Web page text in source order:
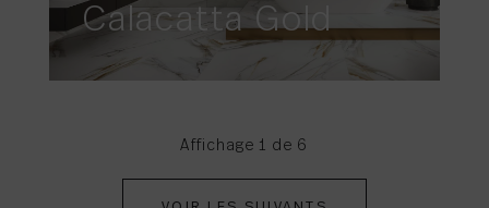
Calacatta Gold
Affichage 1 de 6